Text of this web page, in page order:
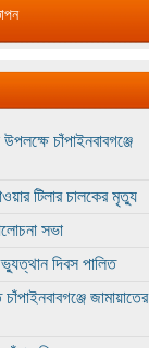
চাঁপাইনবাবগঞ্জে
টিলার চালকের মৃত্যু
সভা
দিবস পালিত
জামায়াতের